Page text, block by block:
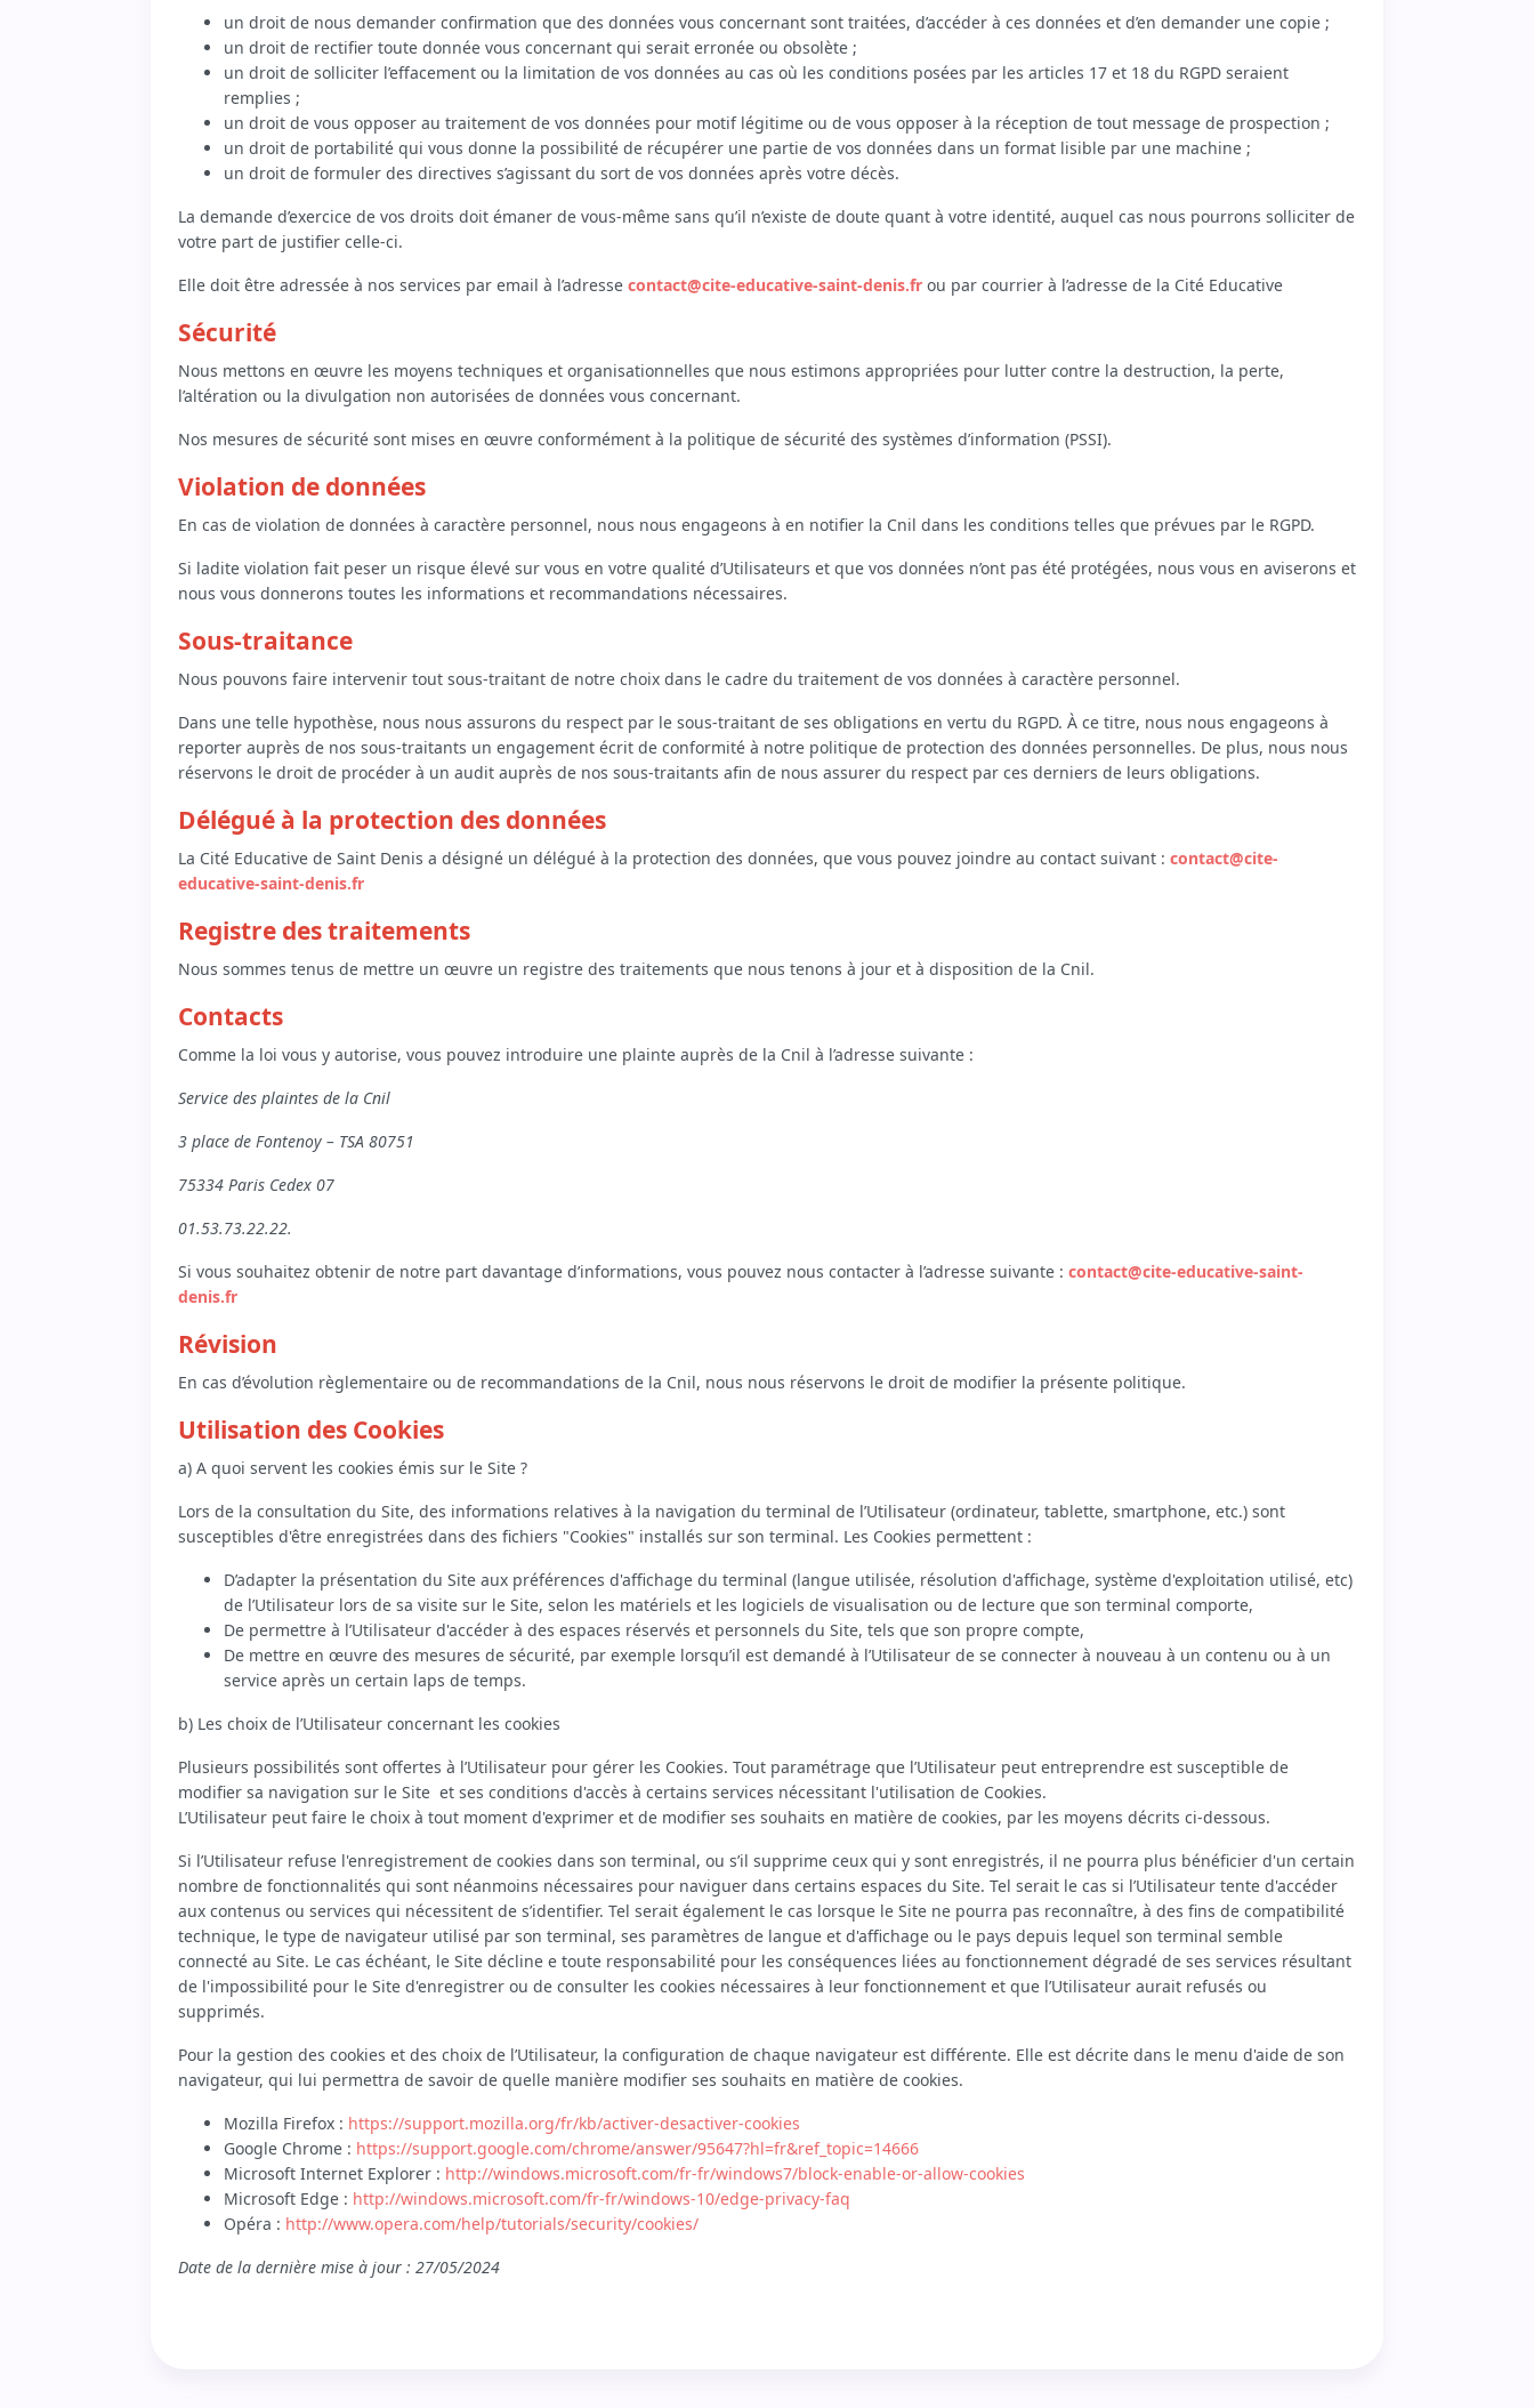
un droit de nous demander confirmation que des données vous concernant sont traitées, d’accéder à ces données et d’en demander une copie ;
un droit de rectifier toute donnée vous concernant qui serait erronée ou obsolète ;
un droit de solliciter l’effacement ou la limitation de vos données au cas où les conditions posées par les articles 17 et 18 du RGPD seraient
remplies ;
un droit de vous opposer au traitement de vos données pour motif légitime ou de vous opposer à la réception de tout message de prospection ;
un droit de portabilité qui vous donne la possibilité de récupérer une partie de vos données dans un format lisible par une machine ;
un droit de formuler des directives s’agissant du sort de vos données après votre décès.
La demande d’exercice de vos droits doit émaner de vous-même sans qu’il n’existe de doute quant à votre identité, auquel cas nous pourrons solliciter de
votre part de justifier celle-ci.
Elle doit être adressée à nos services par email à l’adresse contact@cite-educative-saint-denis.fr ou par courrier à l’adresse de la Cité Educative
Sécurité
Nous mettons en œuvre les moyens techniques et organisationnelles que nous estimons appropriées pour lutter contre la destruction, la perte,
l’altération ou la divulgation non autorisées de données vous concernant.
Nos mesures de sécurité sont mises en œuvre conformément à la politique de sécurité des systèmes d’information (PSSI).
Violation de données
En cas de violation de données à caractère personnel, nous nous engageons à en notifier la Cnil dans les conditions telles que prévues par le RGPD.
Si ladite violation fait peser un risque élevé sur vous en votre qualité d’Utilisateurs et que vos données n’ont pas été protégées, nous vous en aviserons et
nous vous donnerons toutes les informations et recommandations nécessaires.
Sous-traitance
Nous pouvons faire intervenir tout sous-traitant de notre choix dans le cadre du traitement de vos données à caractère personnel.
Dans une telle hypothèse, nous nous assurons du respect par le sous-traitant de ses obligations en vertu du RGPD. À ce titre, nous nous engageons à
reporter auprès de nos sous-traitants un engagement écrit de conformité à notre politique de protection des données personnelles. De plus, nous nous
réservons le droit de procéder à un audit auprès de nos sous-traitants afin de nous assurer du respect par ces derniers de leurs obligations.
Délégué à la protection des données
La Cité Educative de Saint Denis a désigné un délégué à la protection des données, que vous pouvez joindre au contact suivant : contact@cite-
educative-saint-denis.fr
Registre des traitements
Nous sommes tenus de mettre un œuvre un registre des traitements que nous tenons à jour et à disposition de la Cnil.
Contacts
Comme la loi vous y autorise, vous pouvez introduire une plainte auprès de la Cnil à l’adresse suivante :
Service des plaintes de la Cnil
3 place de Fontenoy – TSA 80751
75334 Paris Cedex 07
01.53.73.22.22.
Si vous souhaitez obtenir de notre part davantage d’informations, vous pouvez nous contacter à l’adresse suivante : contact@cite-educative-saint-
denis.fr
Révision
En cas d’évolution règlementaire ou de recommandations de la Cnil, nous nous réservons le droit de modifier la présente politique.
Utilisation des Cookies
a) A quoi servent les cookies émis sur le Site ?
Lors de la consultation du Site, des informations relatives à la navigation du terminal de l’Utilisateur (ordinateur, tablette, smartphone, etc.) sont
susceptibles d'être enregistrées dans des fichiers "Cookies" installés sur son terminal. Les Cookies permettent :
D’adapter la présentation du Site aux préférences d'affichage du terminal (langue utilisée, résolution d'affichage, système d'exploitation utilisé, etc)
de l’Utilisateur lors de sa visite sur le Site, selon les matériels et les logiciels de visualisation ou de lecture que son terminal comporte,
De permettre à l’Utilisateur d'accéder à des espaces réservés et personnels du Site, tels que son propre compte,
De mettre en œuvre des mesures de sécurité, par exemple lorsqu’il est demandé à l’Utilisateur de se connecter à nouveau à un contenu ou à un
service après un certain laps de temps.
b) Les choix de l’Utilisateur concernant les cookies
Plusieurs possibilités sont offertes à l’Utilisateur pour gérer les Cookies. Tout paramétrage que l’Utilisateur peut entreprendre est susceptible de
modifier sa navigation sur le Site et ses conditions d'accès à certains services nécessitant l'utilisation de Cookies.
L’Utilisateur peut faire le choix à tout moment d'exprimer et de modifier ses souhaits en matière de cookies, par les moyens décrits ci-dessous.
Si l’Utilisateur refuse l'enregistrement de cookies dans son terminal, ou s’il supprime ceux qui y sont enregistrés, il ne pourra plus bénéficier d'un certain
nombre de fonctionnalités qui sont néanmoins nécessaires pour naviguer dans certains espaces du Site. Tel serait le cas si l’Utilisateur tente d'accéder
aux contenus ou services qui nécessitent de s’identifier. Tel serait également le cas lorsque le Site ne pourra pas reconnaître, à des fins de compatibilité
technique, le type de navigateur utilisé par son terminal, ses paramètres de langue et d'affichage ou le pays depuis lequel son terminal semble
connecté au Site. Le cas échéant, le Site décline e toute responsabilité pour les conséquences liées au fonctionnement dégradé de ses services résultant
de l'impossibilité pour le Site d'enregistrer ou de consulter les cookies nécessaires à leur fonctionnement et que l’Utilisateur aurait refusés ou
supprimés.
Pour la gestion des cookies et des choix de l’Utilisateur, la configuration de chaque navigateur est différente. Elle est décrite dans le menu d'aide de son
navigateur, qui lui permettra de savoir de quelle manière modifier ses souhaits en matière de cookies.
Mozilla Firefox : https://support.mozilla.org/fr/kb/activer-desactiver-cookies
Google Chrome : https://support.google.com/chrome/answer/95647?hl=fr&ref_topic=14666
Microsoft Internet Explorer : http://windows.microsoft.com/fr-fr/windows7/block-enable-or-allow-cookies
Microsoft Edge : http://windows.microsoft.com/fr-fr/windows-10/edge-privacy-faq
Opéra : http://www.opera.com/help/tutorials/security/cookies/
Date de la dernière mise à jour : 27/05/2024